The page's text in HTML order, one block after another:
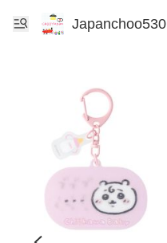
Japanchoo530